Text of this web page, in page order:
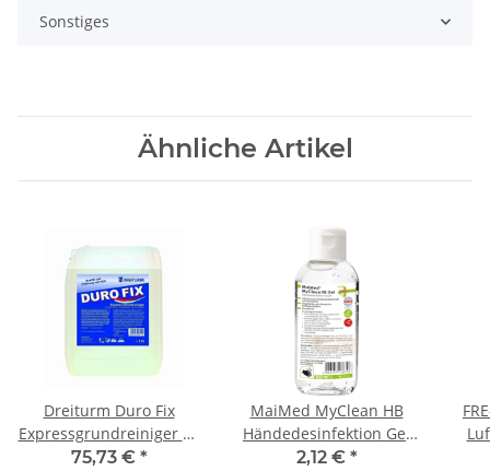
Sonstiges
Ähnliche Artikel
Dreiturm Duro Fix
Expressgrundreiniger 10
l/Kanister
75,73 € *
MaiMed MyClean HB
Händedesinfektion Gel
100ml
2,12 € *